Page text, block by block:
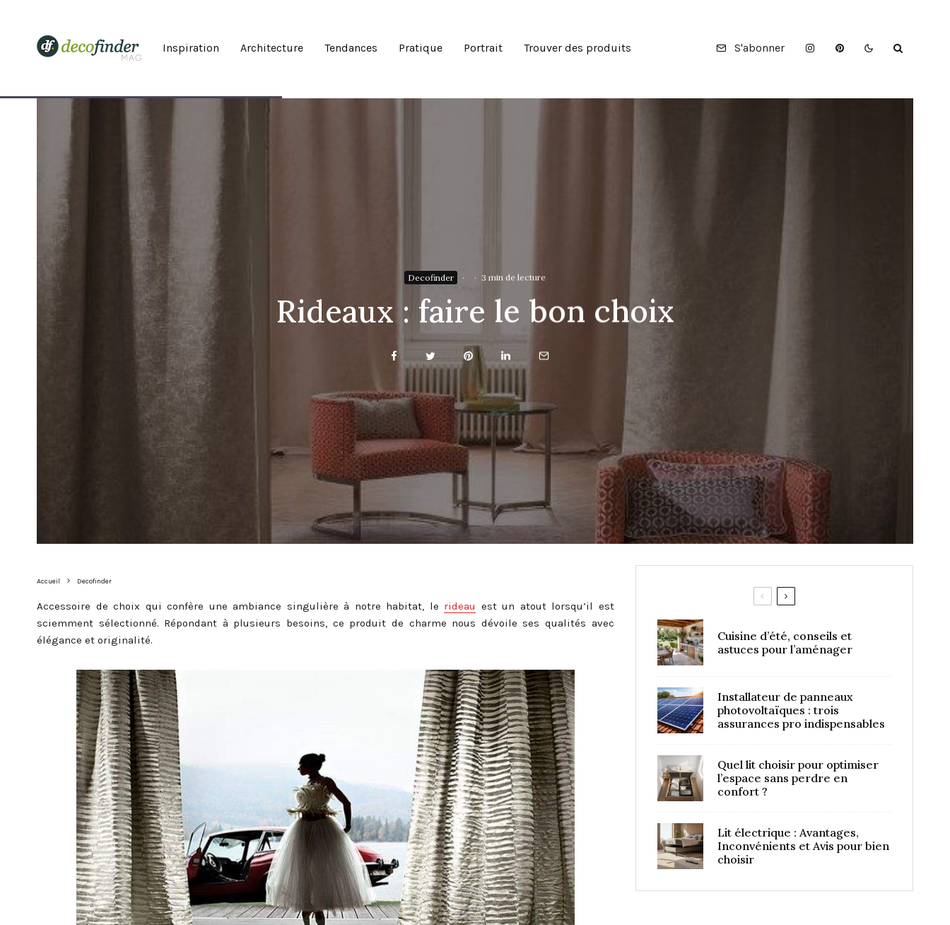
Inspiration Architecture Tendances Pratique Portrait Trouver des produits S'abonner
Decofinder · · 3 min de lecture
Rideaux : faire le bon choix
Accueil Decofinder
Accessoire de choix qui confère une ambiance singulière à notre habitat, le rideau est un atout lorsqu’il est
sciemment sélectionné. Répondant à plusieurs besoins, ce produit de charme nous dévoile ses qualités avec
élégance et originalité.
Cuisine d’été, conseils et
astuces pour l’aménager
Installateur de panneaux
photovoltaïques : trois
assurances pro indispensables
Quel lit choisir pour optimiser
l’espace sans perdre en
confort ?
Lit électrique : Avantages,
Inconvénients et Avis pour bien
choisir